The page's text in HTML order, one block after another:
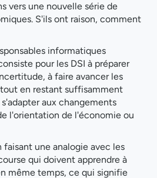
vers une nouvelle série de
S'ils ont raison, comment
informatiques
pour les DSI à préparer
à faire avancer les
en restant suffisamment
aux changements
l'orientation de l'économie ou
faisant une analogie avec les
qui doivent apprendre à
même temps, ce qui signifie